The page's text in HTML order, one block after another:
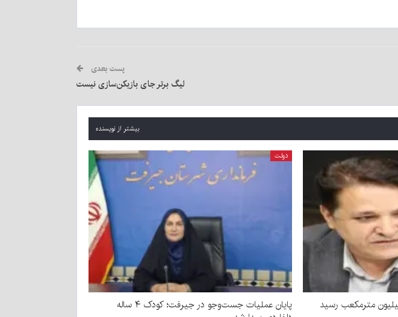
پست بعدی
لیگ برتر جای بازیکن‌سازی نیست
بیشتر از نویسنده
دولت
پایان عملیات جست‌وجو در جیرفت؛ کودک ۴ ساله